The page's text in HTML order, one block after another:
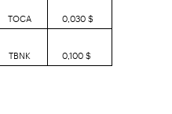
TOCA
0,030 $
TBNK 0,100 $